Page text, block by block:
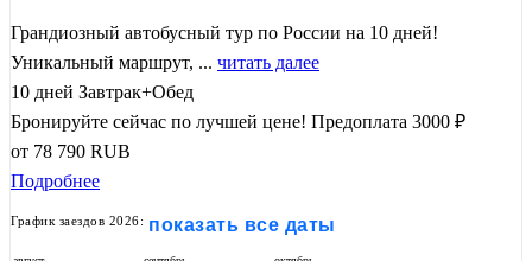
Грандиозный автобусный тур по России на 10 дней!
Уникальный маршрут, ... читать далее
10 дней Завтрак+Обед
Бронируйте сейчас по лучшей цене! Предоплата 3000 ₽
от 78 790 RUB
Подробнее
График заездов 2026: показать все даты